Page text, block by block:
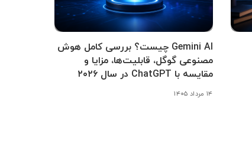
Gemini AI چیست؟ بررسی کامل هوش
مصنوعی گوگل، قابلیت‌ها، مزایا و
مقایسه با ChatGPT در سال ۲۰۲۶
۱۴ مرداد ۱۴۰۵